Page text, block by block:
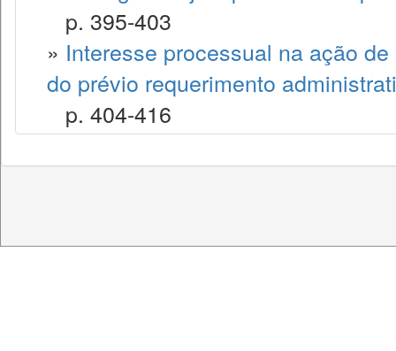
p. 395-403
» Interesse processual na ação
do prévio requerimento
p. 404-416